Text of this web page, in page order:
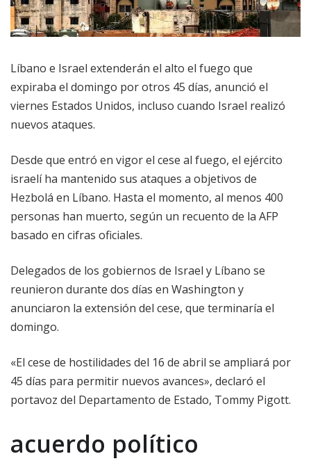
Líbano e Israel extenderán el alto el fuego que
expiraba el domingo por otros 45 días, anunció el
viernes Estados Unidos, incluso cuando Israel realizó
nuevos ataques.
Desde que entró en vigor el cese al fuego, el ejército
israelí ha mantenido sus ataques a objetivos de
Hezbolá en Líbano. Hasta el momento, al menos 400
personas han muerto, según un recuento de la AFP
basado en cifras oficiales.
Delegados de los gobiernos de Israel y Líbano se
reunieron durante dos días en Washington y
anunciaron la extensión del cese, que terminaría el
domingo.
«El cese de hostilidades del 16 de abril se ampliará por
45 días para permitir nuevos avances», declaró el
portavoz del Departamento de Estado, Tommy Pigott.
acuerdo político